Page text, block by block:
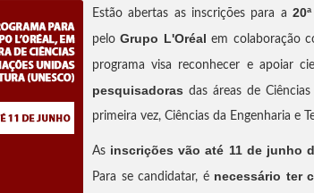
Estão abertas as inscrições para a
peloGrupo L'Oréal em colaboração
programa visa reconhecer e apoiar
pesquisadoras das áreas de
primeira vez, Ciências da Engenharia e
As inscrições vão até 11 de junho
Para se candidatar, é necessário ter